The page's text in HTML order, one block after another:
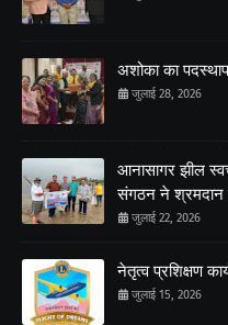
अशोका का
जुलाई 28, 2026
आनासागर झील
संगठन ने श्रमदान
जुलाई 22, 2026
नेतृत्व प्रशिक्षण
जुलाई 15, 2026